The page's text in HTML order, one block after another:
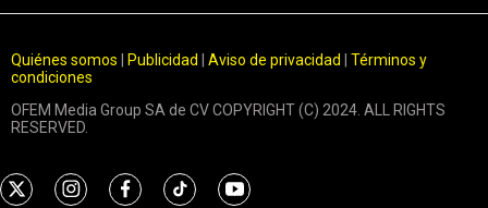
Quiénes somos Publicidad Aviso de privacidad
Términos y
condiciones
OFEM Media Group SA de CV COPYRIGHT (C) 2024. ALL RIGHTS
RESERVED.
t i f t y